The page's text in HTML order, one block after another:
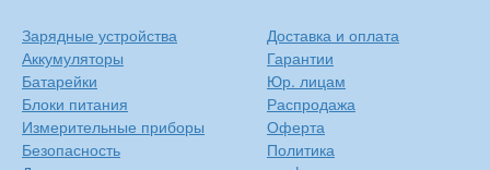
Зарядные устройства
Аккумуляторы
Батарейки
Блоки питания
Измерительные приборы
Безопасность
Доставка и оплата
Гарантии
Юр. лицам
Распродажа
Оферта
Политика